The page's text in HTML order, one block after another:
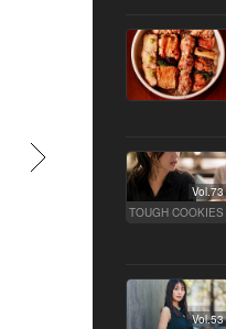
Vol.73
TOUGH COOKIES
Vol.53